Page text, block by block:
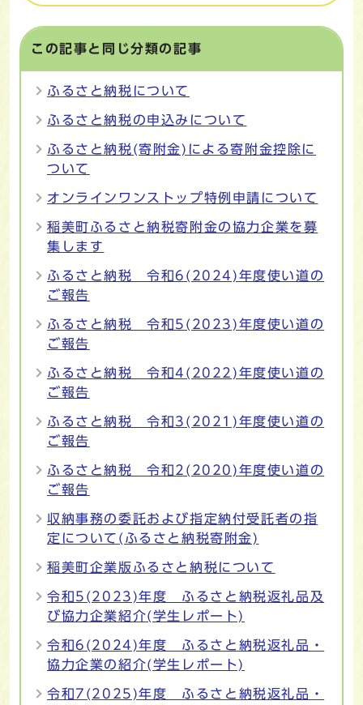
この記事と同じ分類の記事
ふるさと納税について
ふるさと納税の申込みについて
ふるさと納税(寄附金)による寄附金控除に
ついて
オンラインワンストップ特例申請について
稲美町ふるさと納税寄附金の協力企業を募
集します
ふるさと納税 令和6(2024)年度使い道の
ご報告
ふるさと納税 令和5(2023)年度使い道の
ご報告
ふるさと納税 令和4(2022)年度使い道の
ご報告
ふるさと納税 令和3(2021)年度使い道の
ご報告
ふるさと納税 令和2(2020)年度使い道の
ご報告
収納事務の委託および指定納付受託者の指
定について(ふるさと納税寄附金)
稲美町企業版ふるさと納税について
令和5(2023)年度 ふるさと納税返礼品及
び協力企業紹介(学生レポート)
令和6(2024)年度 ふるさと納税返礼品・
協力企業の紹介(学生レポート)
令和7(2025)年度 ふるさと納税返礼品・